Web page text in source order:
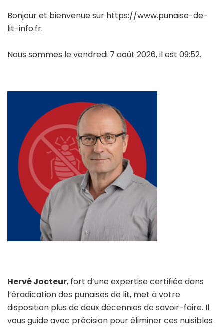
Bonjour et bienvenue sur https://www.punaise-de-
lit-info.fr.
Nous sommes le vendredi 7 août 2026, il est 09:52.
Hervé Jocteur, fort d’une expertise certifiée dans
l’éradication des punaises de lit, met à votre
disposition plus de deux décennies de savoir-faire. Il
vous guide avec précision pour éliminer ces nuisibles